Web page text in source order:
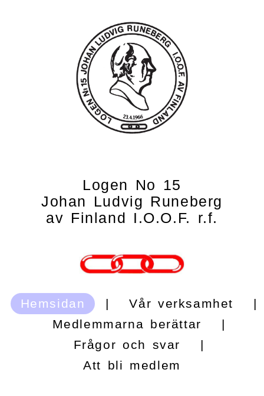
Logen No 15
Johan Ludvig Runeberg
av Finland
I.O.O.F. r.f.
Hemsidan | Vår verksamhet
|
Medlemmarna berättar
|
Frågor och svar
|
Att bli medlem